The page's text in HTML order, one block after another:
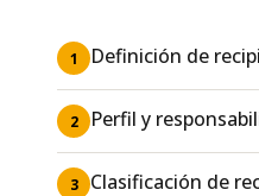
1 Definición de
2 Perfil y
3 Clasificación de